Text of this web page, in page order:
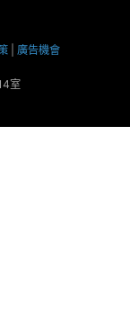
廣告機會
室